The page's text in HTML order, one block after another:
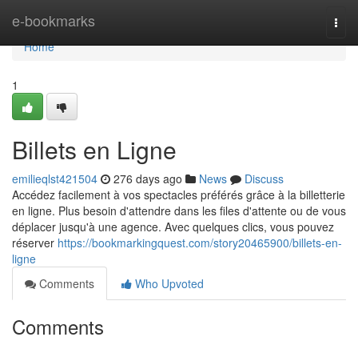
e-bookmarks
Home
Home
1
Billets en Ligne
emilieqlst421504 276 days ago News
Discuss
Accédez facilement à vos spectacles préférés grâce à la billetterie
en ligne. Plus besoin d'attendre dans les files d'attente ou de vous
déplacer jusqu'à une agence. Avec quelques clics, vous pouvez
réserver https://bookmarkingquest.com/story20465900/billets-en-
ligne
Comments
Who Upvoted
Comments